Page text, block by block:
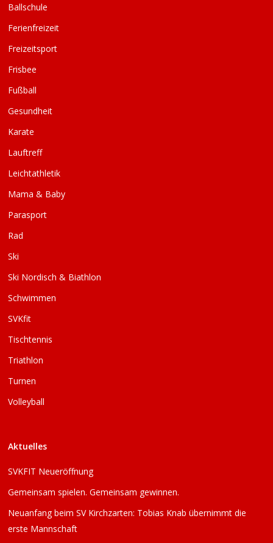
Ballschule
Ferienfreizeit
Freizeitsport
Frisbee
Fußball
Gesundheit
Karate
Lauftreff
Leichtathletik
Mama & Baby
Parasport
Rad
Ski
Ski Nordisch & Biathlon
Schwimmen
SVKfit
Tischtennis
Triathlon
Turnen
Volleyball
Aktuelles
SVKFIT Neueröffnung
Gemeinsam spielen. Gemeinsam gewinnen.
Neuanfang beim SV Kirchzarten: Tobias Knab übernimmt die
erste Mannschaft